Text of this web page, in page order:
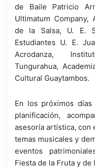
de Baile Patricio
Ultimatum Company,
de la Salsa, U. E.
Estudiantes U. E.
Acrodanza,
Tungurahua,
Cultural Guaytambos.
En los próximos
planificación,
asesoría artística, con
temas musicales y
eventos
Fiesta de la Fruta y de